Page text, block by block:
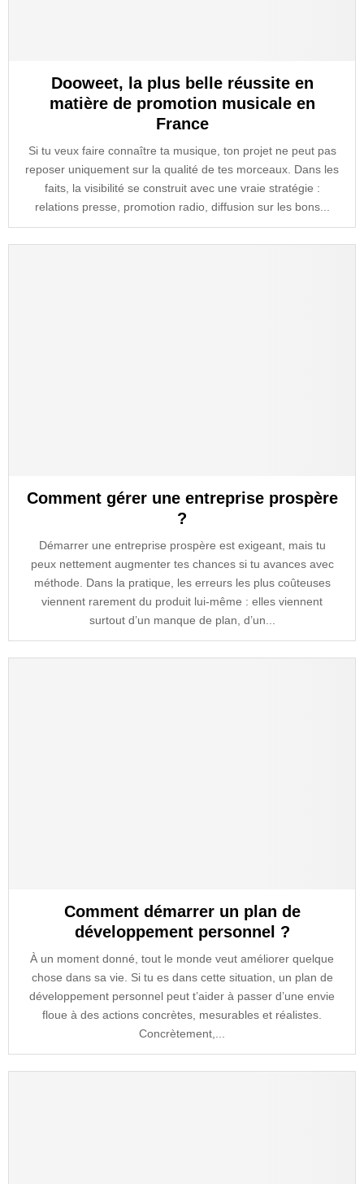
Dooweet, la plus belle réussite en
matière de promotion musicale en
France
Si tu veux faire connaître ta musique, ton projet ne peut pas
reposer uniquement sur la qualité de tes morceaux. Dans les
faits, la visibilité se construit avec une vraie stratégie :
relations presse, promotion radio, diffusion sur les bons...
Comment gérer une entreprise prospère
?
Démarrer une entreprise prospère est exigeant, mais tu
peux nettement augmenter tes chances si tu avances avec
méthode. Dans la pratique, les erreurs les plus coûteuses
viennent rarement du produit lui-même : elles viennent
surtout d’un manque de plan, d’un...
Comment démarrer un plan de
développement personnel ?
À un moment donné, tout le monde veut améliorer quelque
chose dans sa vie. Si tu es dans cette situation, un plan de
développement personnel peut t’aider à passer d’une envie
floue à des actions concrètes, mesurables et réalistes.
Concrètement,...